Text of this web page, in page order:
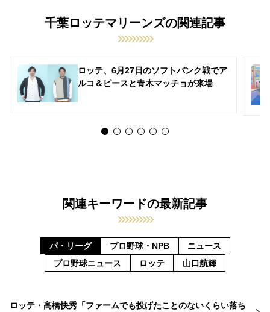
千葉ロッテマリーンズの関連記事
ロッテ、6月27日のソフトバンク戦でア
ルコ＆ピースと青木マッチョが来場
関連キーワードの最新記事
パ・リーグ プロ野球・NPB
ニュース
プロ野球ニュース
ロッテ 山口航輝
ロッテ・髙橋快秀「ファームでも投げたことのないくらい落ち